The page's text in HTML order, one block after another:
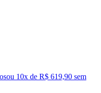
ou 10x de R$ 619,90 sem